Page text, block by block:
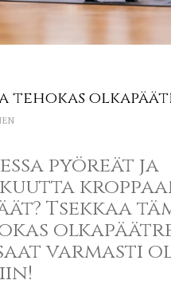
tehokas
pyöreät ja
Tsekkaa
varmasti